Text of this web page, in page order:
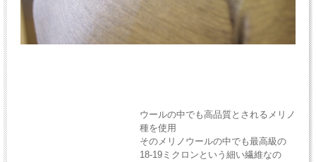
ウールの中でも高品質とされるメリノ
種を使用
そのメリノウールの中でも最高級の
18-19ミクロンという細い繊維なの